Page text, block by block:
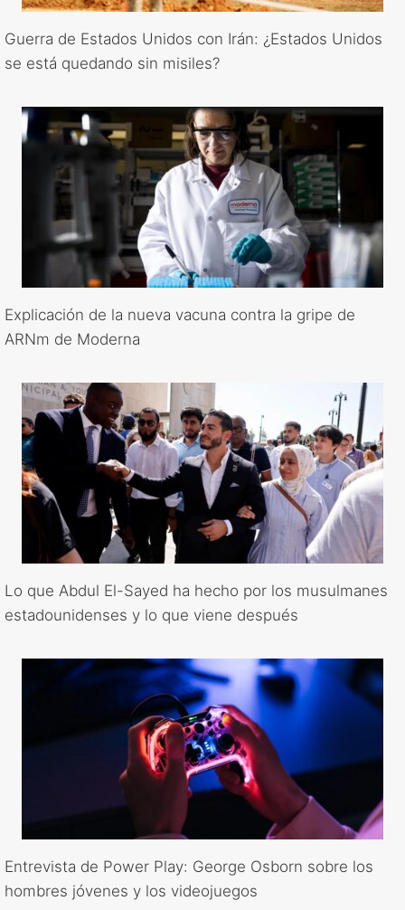
Guerra de Estados Unidos con Irán: ¿Estados Unidos
se está quedando sin misiles?
Explicación de la nueva vacuna contra la gripe de
ARNm de Moderna
Lo que Abdul El-Sayed ha hecho por los musulmanes
estadounidenses y lo que viene después
Entrevista de Power Play: George Osborn sobre los
hombres jóvenes y los videojuegos